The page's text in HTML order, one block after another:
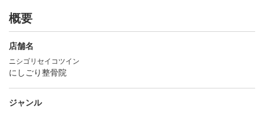
概要
店舗名
ニシゴリセイコツイン
にしごり整骨院
ジャンル